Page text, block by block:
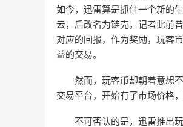
如今，迅雷算是抓住一个新的
云，后改名为链克，记者此前
对应的回报，作为奖励，玩客
益的交易。
然而，玩客币却朝着意想
交易平台，开始有了市场价格
不可否认的是，迅雷推出